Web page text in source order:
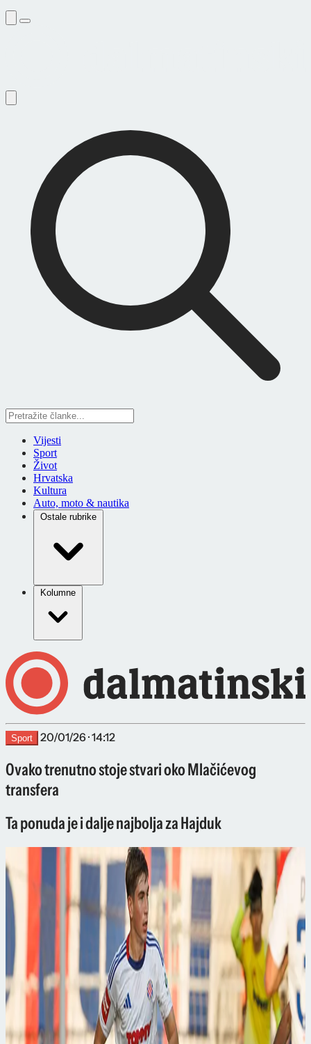
Vijesti
Sport
Život
Hrvatska
Kultura
Auto, moto & nautika
Ostale rubrike
Kolumne
Sport 20/01/26 · 14:12
Ovako trenutno stoje stvari oko Mlačićevog
transfera
Ta ponuda je i dalje najbolja za Hajduk